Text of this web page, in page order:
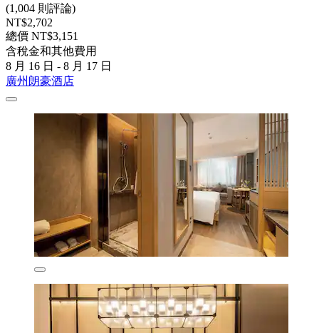
(1,004 則評論)
NT$2,702
總價 NT$3,151
含稅金和其他費用
8 月 16 日 - 8 月 17 日
廣州朗豪酒店